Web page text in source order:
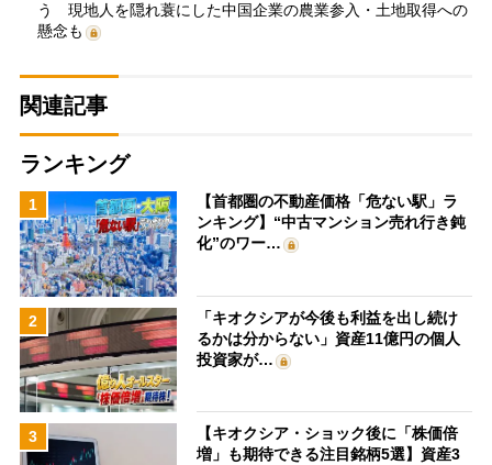
う 現地人を隠れ蓑にした中国企業の農業参入・土地取得への
懸念も
関連記事
ランキング
1
【首都圏の不動産価格「危ない駅」ラ
ンキング】“中古マンション売れ行き鈍
化”のワー…
2
「キオクシアが今後も利益を出し続け
るかは分からない」資産11億円の個人
投資家が…
3
【キオクシア・ショック後に「株価倍
増」も期待できる注目銘柄5選】資産3